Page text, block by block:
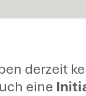
derzeit
eine